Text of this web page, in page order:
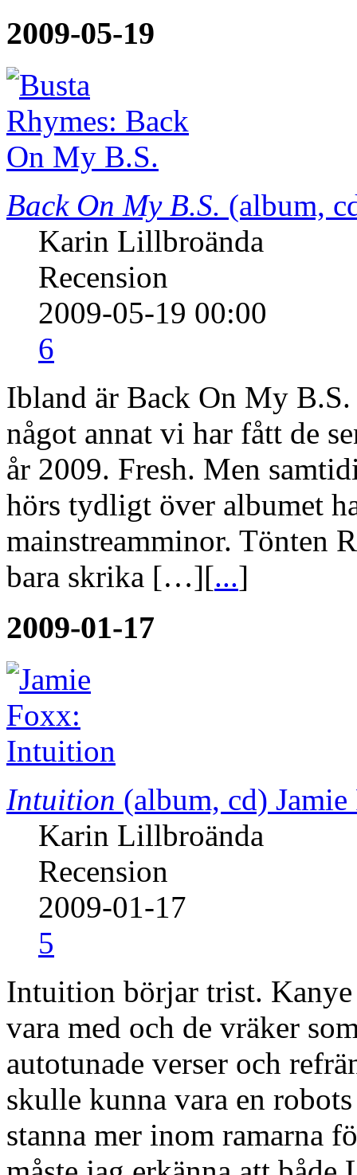
2009-05-19
Back On My B.S. (album,
Karin Lillbroända
Recension
2009-05-19 00:00
6
Ibland är Back On My
något annat vi har fått de
år 2009. Fresh. Men
hörs tydligt över albumet
mainstreamminor. Tönten
bara skrika […][...]
2009-01-17
Intuition (album, cd)
Karin Lillbroända
Recension
2009-01-17
5
Intuition börjar trist.
vara med och de vräker
autotunade verser och
skulle kunna vara en
stanna mer inom ramarna